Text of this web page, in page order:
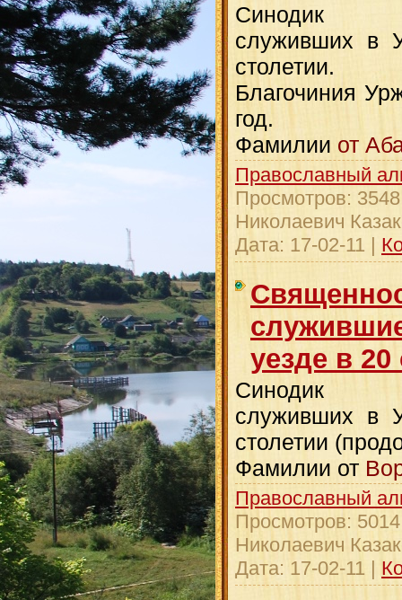
Синодик
служивших в
столетии.
Благочиния
год.
Фамилии от
Православный
Просмотров: 3548
Николаевич
Дата: 17-02-11 |
уезде в 20
Синодик
служивших в
столетии
Фамилии от
Православный
Просмотров: 5014
Николаевич
Дата: 17-02-11 |